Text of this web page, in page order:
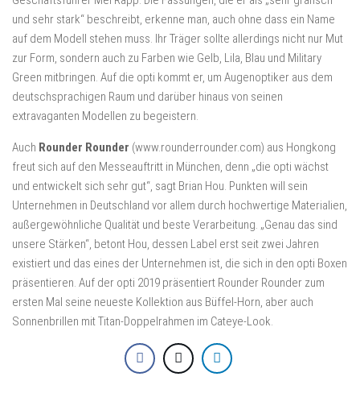
und sehr stark“ beschreibt, erkenne man, auch ohne dass ein Name
auf dem Modell stehen muss. Ihr Träger sollte allerdings nicht nur Mut
zur Form, sondern auch zu Farben wie Gelb, Lila, Blau und Military
Green mitbringen. Auf die opti kommt er, um Augenoptiker aus dem
deutschsprachigen Raum und darüber hinaus von seinen
extravaganten Modellen zu begeistern.
Auch Rounder Rounder (www.rounderrounder.com) aus Hongkong
freut sich auf den Messeauftritt in München, denn „die opti wächst
und entwickelt sich sehr gut“, sagt Brian Hou. Punkten will sein
Unternehmen in Deutschland vor allem durch hochwertige Materialien,
außergewöhnliche Qualität und beste Verarbeitung. „Genau das sind
unsere Stärken“, betont Hou, dessen Label erst seit zwei Jahren
existiert und das eines der Unternehmen ist, die sich in den opti Boxen
präsentieren. Auf der opti 2019 präsentiert Rounder Rounder zum
ersten Mal seine neueste Kollektion aus Büffel-Horn, aber auch
Sonnenbrillen mit Titan-Doppelrahmen im Cateye-Look.